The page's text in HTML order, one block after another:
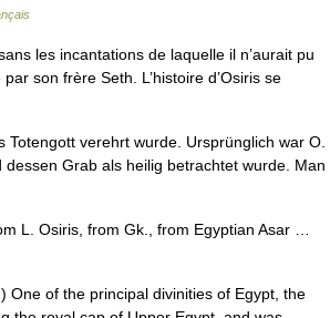
les incantations de laquelle il n’aurait pu
son frère Seth. L’histoire d’Osiris se
verehrt wurde. Ursprünglich war O.
Grab als heilig betrachtet wurde. Man
L. Osiris, from Gk., from Egyptian Asar …
of the principal divinities of Egypt, the